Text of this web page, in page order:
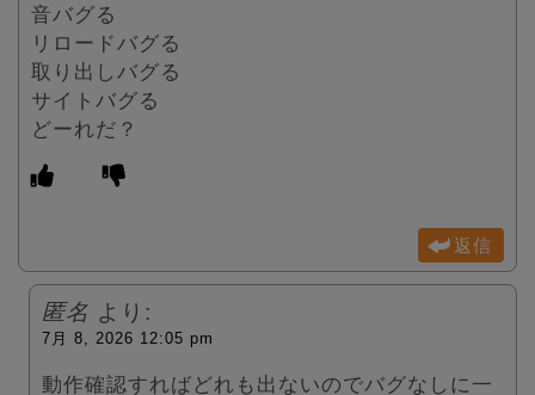
音バグる
リロードバグる
取り出しバグる
サイトバグる
どーれだ？
返信
匿名 より:
7月 8, 2026 12:05 pm
動作確認すればどれも出ないのでバグなしに一